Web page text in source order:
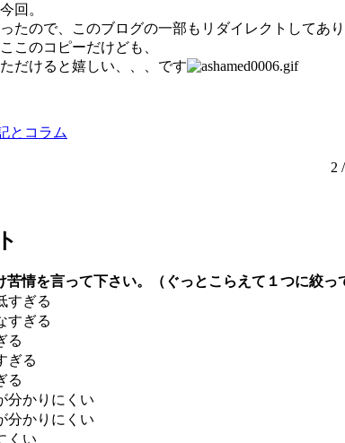
回。
たので、このブログの一部もリダイレクトしてあり
このコピーだけども、
だけると嬉しい、、、です
とコラム
2
苦情を言って下さい。（ぐっとこらえて１つに絞っ
すぎる
すぎる
る
ぎる
る
分かりにくい
分かりにくい
くい